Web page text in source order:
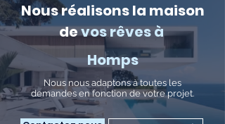
Nous réalisons la maison
devos rêves à
Homps
Nous nous adaptons à toutes les
demandes en fonction de votre projet.